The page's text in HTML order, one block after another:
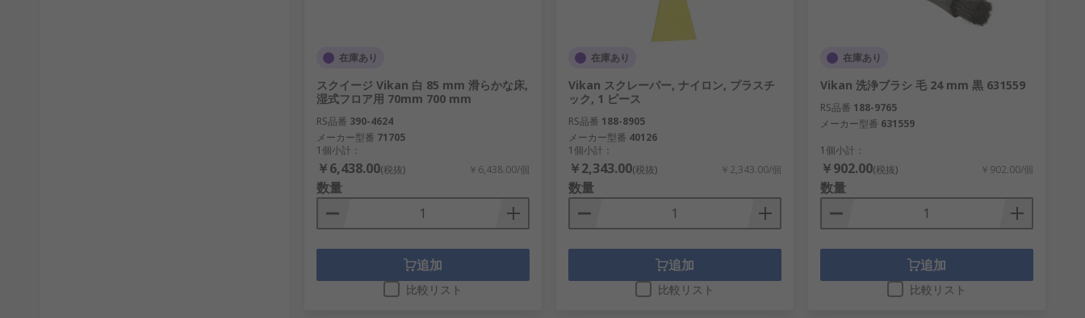
在庫あり
スクイージ Vikan 白 85 mm 滑らかな床,
湿式フロア用 70mm 700 mm
RS品番 390-4624
メーカー型番 71705
1個小計：
￥6,438.00(税抜) ￥6,438.00/個
数量
追加
比較リスト
在庫あり
Vikan スクレーパー, ナイロン, プラスチ
ック, 1 ピース
RS品番 188-8905
メーカー型番 40126
1個小計：
￥2,343.00(税抜) ￥2,343.00/個
数量
追加
比較リスト
在庫あり
Vikan 洗浄ブラシ 毛 24 mm 黒 631559
RS品番 188-9765
メーカー型番 631559
1個小計：
￥902.00(税抜) ￥902.00/個
数量
追加
比較リスト